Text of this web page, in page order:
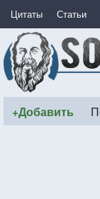
Цитаты Статьи
+Добавить